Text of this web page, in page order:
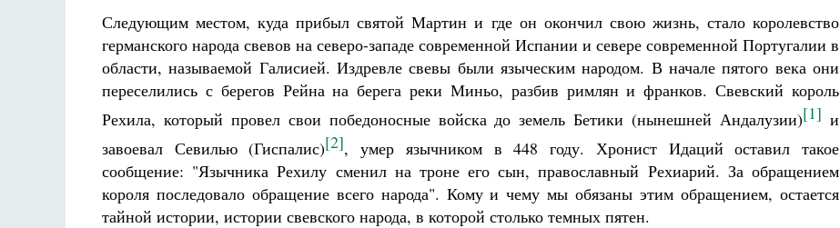
Следующим местом, куда прибыл святой Мартин и где он окончил свою жизнь, стало королевство
германского народа свевов на северо-западе современной Испании и севере современной Португалии в
области, называемой Галисией. Издревле свевы были языческим народом. В начале пятого века они
переселились с берегов Рейна на берега реки Миньо, разбив римлян и франков. Свевский король
Рехила, который провел свои победоносные войска до земель Бетики (нынешней Андалузии)[1] и
завоевал Севилью (Гиспалис)[2], умер язычником в 448 году. Хронист Идаций оставил такое
сообщение: "Язычника Рехилу сменил на троне его сын, православный Рехиарий. За обращением
короля последовало обращение всего народа". Кому и чему мы обязаны этим обращением, остается
тайной истории, истории свевского народа, в которой столько темных пятен.